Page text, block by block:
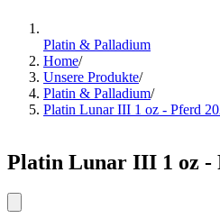
Platin & Palladium
Home/
Unsere Produkte/
Platin & Palladium/
Platin Lunar III 1 oz - Pferd
Platin Lunar III 1 oz -